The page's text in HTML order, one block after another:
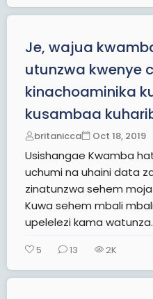
Je, wajua
utunzwa kwenye
kinachoaminika
kusambaa
britanicca Oct 18, 2019
Usishangae Kwamba
uchumi na uhaini data
zinatunzwa sehem
Kuwa sehem mbali
upelelezi kama
5 13 2K